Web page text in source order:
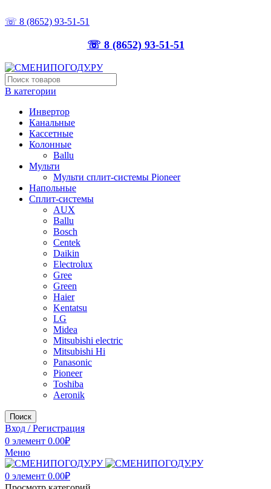
☏ 8 (8652) 93-51-51
☏ 8 (8652) 93-51-51
В категории
Инвертор
Канальные
Кассетные
Колонные
Ballu
Мульти
Мульти сплит-системы Pioneer
Напольные
Сплит-системы
AUX
Ballu
Bosch
Centek
Daikin
Electrolux
Gree
Green
Haier
Kentatsu
LG
Midea
Mitsubishi electric
Mitsubishi Hi
Panasonic
Pioneer
Toshiba
Аeronik
Поиск
Вход / Регистрация
0 элемент 0.00₽
Меню
0 элемент 0.00₽